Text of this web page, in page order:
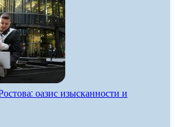
оазис изысканности и